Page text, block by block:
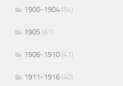
1900-1904 (54)
1905 (61)
1906-1910 (41)
1911-1916 (40)